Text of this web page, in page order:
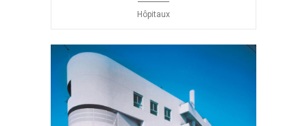
Hôpitaux